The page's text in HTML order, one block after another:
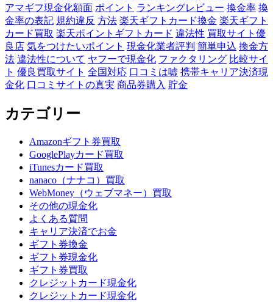
アマギフ現金化額面 ポイント ランキングレビュー 換金率 換
金率の表記 規約違反 方法 楽天ギフトカード換金 楽天ギフト
カード買取 楽天ポイントギフトカード 違法性 買取サイト優
良店 気をつけたいポイント 現金化業者評判 簡単申込 換金方
法 違法性について ヤフーで現金化 ファクタリング 比較サイ
ト 優良買取サイト 全国対応 口コミは嘘 携帯キャリア決済現
金化 口コミサイトの真実 商品券購入 貯金
カテゴリー
Amazonギフト券買取
GooglePlayカード買取
iTunesカード買取
nanaco（ナナコ）買取
WebMoney（ウェブマネー）買取
その他の現金化
よくある質問
キャリア決済でお金
ギフト券換金
ギフト券現金化
ギフト券買取
クレジットカード現金化
クレジットカード現金化